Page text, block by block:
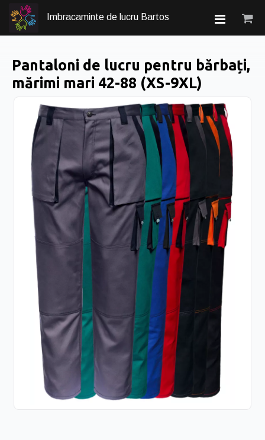
Imbracaminte de lucru Bartos
Pantaloni de lucru pentru bărbați,
mărimi mari 42-88 (XS-9XL)